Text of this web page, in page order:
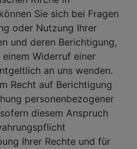
Sie sich bei Fragen
oder Nutzung Ihrer
und deren Berichtigung,
Widerruf einer
an uns wenden.
Recht auf Berichtigung
personenbezogener
diesem Anspruch
Ihrer Rechte und für